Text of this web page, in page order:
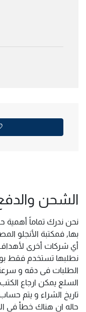
الشحن
نحن ندرك تماماً أهمية
بها, فمكتبة الأنجلو
أي شركات أخرى لأهداف
نطلبها تستخدم فقط
الطلبات فى دقه و
السلع يمكن ارجاع
تاريخ الشراء و يتم
حاله ان هناك خطأ فى